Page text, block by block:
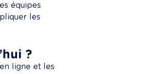
équipes
les
?
ligne et les